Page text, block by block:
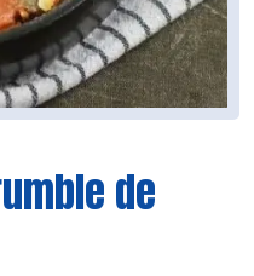
de